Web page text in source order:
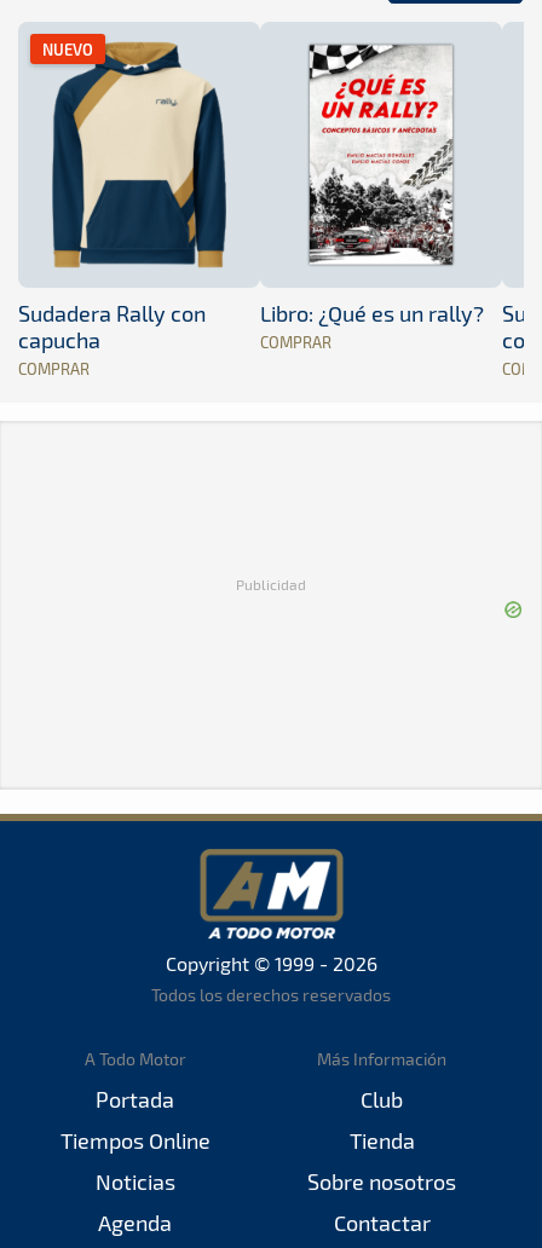
NUEVO
Sudadera Rally con
capucha
COMPRAR
Libro: ¿Qué es un rally?
COMPRAR
Publicidad
Copyright © 1999 - 2026
Todos los derechos reservados
A Todo Motor
Portada
Tiempos Online
Noticias
Agenda
Más Información
Club
Tienda
Sobre nosotros
Contactar